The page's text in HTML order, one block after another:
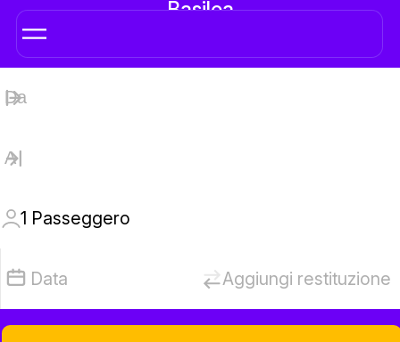
Basilea
1 Passeggero
Data Aggiungi restituzione